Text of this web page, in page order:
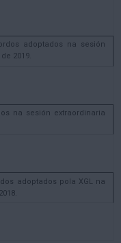
adoptados na sesión
2019.
na sesión extraordinaria
adoptados pola XGL na